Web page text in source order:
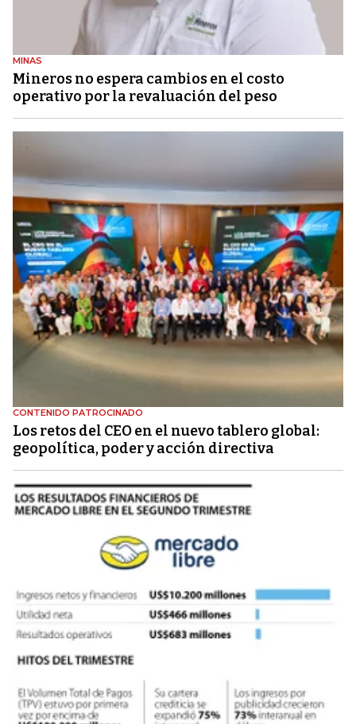
MINAS
Mineros no espera cambios en el costo
operativo por la revaluación del peso
CONTENIDO PATROCINADO
Los retos del CEO en el nuevo tablero global:
geopolítica, poder y acción directiva